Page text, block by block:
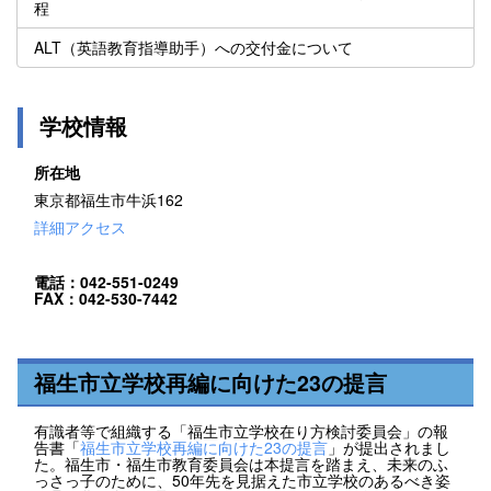
程
ALT（英語教育指導助手）への交付金について
学校情報
所在地
東京都福生市牛浜162
詳細アクセス
電話：042-551-0249
FAX：042-530-7442
福生市立学校再編に向けた23の提言
有識者等で組織する「福生市立学校在り方検討委員会」の報
告書「福生市立学校再編に向けた23の提言」が提出されまし
た。福生市・福生市教育委員会は本提言を踏まえ、未来のふ
っさっ子のために、50年先を見据えた市立学校のあるべき姿